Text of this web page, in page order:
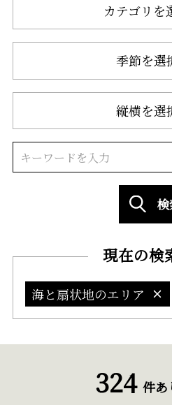
カテゴリを
季節を選
縦横を選
現在の検
海と扇状地のエリア
324 件あ